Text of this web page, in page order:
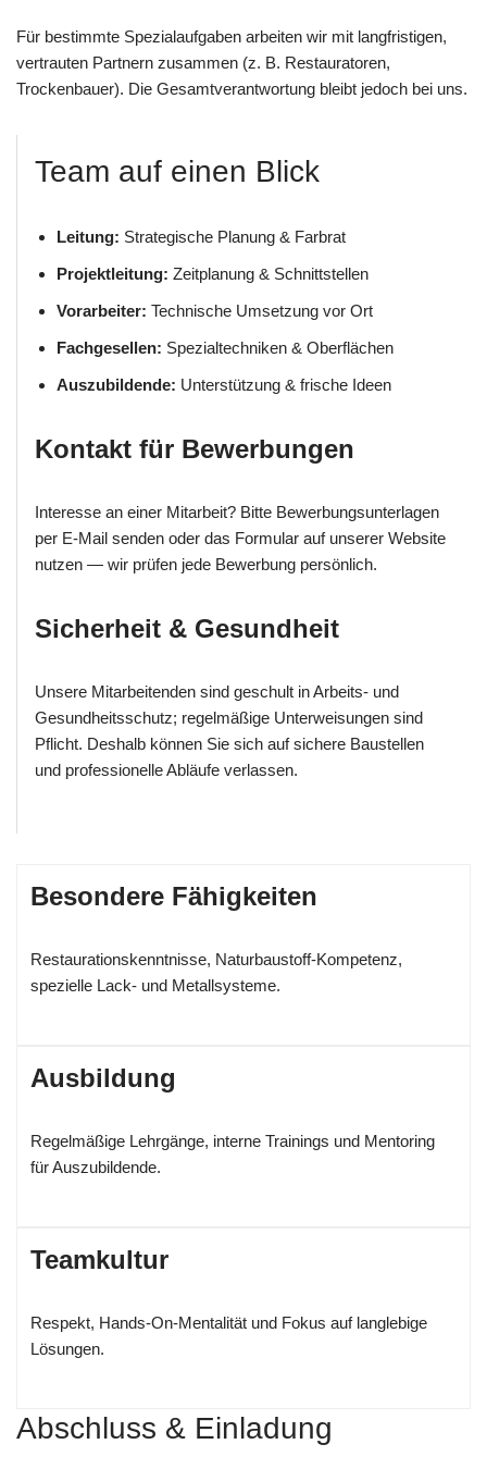
Für bestimmte Spezialaufgaben arbeiten wir mit langfristigen,
vertrauten Partnern zusammen (z. B. Restauratoren,
Trockenbauer). Die Gesamtverantwortung bleibt jedoch bei uns.
Team auf einen Blick
Leitung: Strategische Planung & Farbrat
Projektleitung: Zeitplanung & Schnittstellen
Vorarbeiter: Technische Umsetzung vor Ort
Fachgesellen: Spezialtechniken & Oberflächen
Auszubildende: Unterstützung & frische Ideen
Kontakt für Bewerbungen
Interesse an einer Mitarbeit? Bitte Bewerbungsunterlagen
per E‑Mail senden oder das Formular auf unserer Website
nutzen — wir prüfen jede Bewerbung persönlich.
Sicherheit & Gesundheit
Unsere Mitarbeitenden sind geschult in Arbeits- und
Gesundheitsschutz; regelmäßige Unterweisungen sind
Pflicht. Deshalb können Sie sich auf sichere Baustellen
und professionelle Abläufe verlassen.
Besondere Fähigkeiten
Restaurationskenntnisse, Naturbaustoff-Kompetenz,
spezielle Lack- und Metallsysteme.
Ausbildung
Regelmäßige Lehrgänge, interne Trainings und Mentoring
für Auszubildende.
Teamkultur
Respekt, Hands‑On‑Mentalität und Fokus auf langlebige
Lösungen.
Abschluss & Einladung